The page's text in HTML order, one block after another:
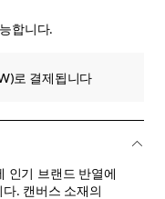
합니다.
로 결제됩니다
인기 브랜드 반열에
. 캔버스 소재의